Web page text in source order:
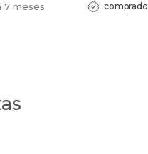
7 meses